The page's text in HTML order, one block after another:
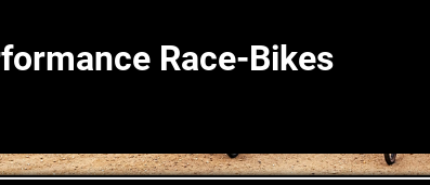
Race-Bikes